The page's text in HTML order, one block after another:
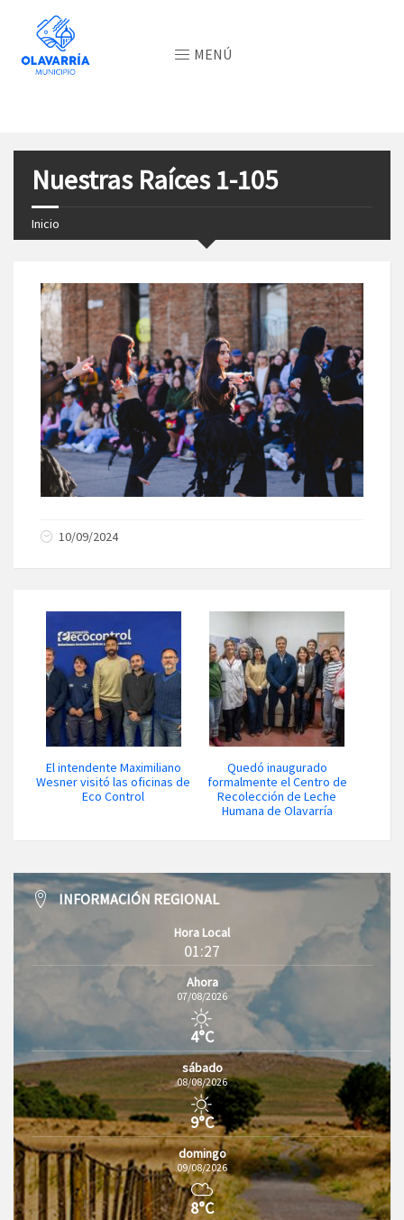
MENÚ
Nuestras Raíces 1-105
Inicio
10/09/2024
El intendente Maximiliano
Wesner visitó las oficinas de
Eco Control
Quedó inaugurado
formalmente el Centro de
Recolección de Leche
Humana de Olavarría
INFORMACIÓN REGIONAL
Hora Local
01:27
Ahora
07/08/2026
4°C
sábado
08/08/2026
9°C
domingo
09/08/2026
8°C